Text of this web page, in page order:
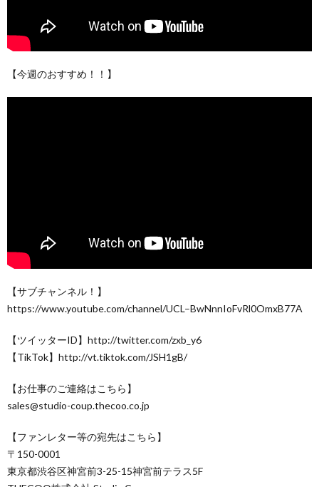
【今週のおすすめ！！】
【サブチャンネル！】
https://www.youtube.com/channel/UCL–BwNnnIoFvRl0OmxB77A
【ツイッターID】http://twitter.com/zxb_y6
【TikTok】http://vt.tiktok.com/JSH1gB/
【お仕事のご連絡はこちら】
sales@studio-coup.thecoo.co.jp
【ファンレター等の宛先はこちら】
〒150-0001
東京都渋谷区神宮前3-25-15神宮前テラス5F